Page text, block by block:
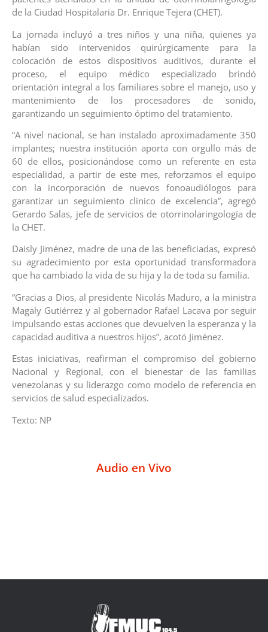
de la Ciudad Hospitalaria Dr. Enrique Tejera (CHET).
La jornada incluyó a tres niños y una niña, quienes ya
habían sido intervenidos quirúrgicamente para la
colocación de estos dispositivos auditivos, durante el
proceso, el equipo médico especializado brindó
orientación integral a los familiares sobre el manejo, uso y
mantenimiento de los procesadores de sonido,
garantizando un seguimiento óptimo del tratamiento.
“A nivel nacional, se han instalado aproximadamente 350
implantes; nuestra institución aporta con orgullo más de
60 de ellos, posicionándose como un referente en esta
especialidad, a partir de este mes, reforzamos el equipo
con la incorporación de nuevos fonoaudiólogos para
garantizar un seguimiento clínico de excelencia”, agregó
Gerardo Salas, jefe de servicios de otorrinolaringología de
la CHET.
Daisly Jiménez, madre de una de las beneficiadas, expresó
su agradecimiento por esta oportunidad transformadora
que ha cambiado la vida de su hija y la de toda su familia.
“Gracias a Dios, al presidente Nicolás Maduro, a la ministra
Magaly Gutiérrez y al gobernador Rafael Lacava por seguir
impulsando estas acciones que devuelven la esperanza y la
capacidad auditiva a nuestros hijos”, acotó Jiménez.
Estas iniciativas, reafirman el compromiso del gobierno
Nacional y Regional, con el bienestar de las familias
venezolanas y su liderazgo como modelo de referencia en
servicios de salud especializados.
Texto: NP
Audio en Vivo